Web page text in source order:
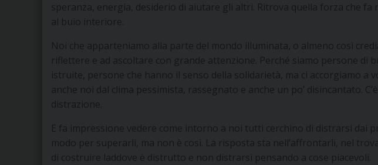
speranza, energia, desiderio di aiutare gli altri. Ritrova quella forza che fa
al buio interiore.
Noi che apparteniamo alla parte del mondo illuminata, o almeno così
riflettere e ad ascoltare con grande attenzione. Perché siamo persone di
istruite, persone che hanno il senso della solidarietà, ma ci accorgiamo a
anche noi dal clima pessimista, rassegnato e anche un po’ disincantato.
distrazione.
E fa impressione vedere come intorno a noi tutti cerchino di distrarsi dai
modo per superarli, ma non è così. La risposta sta nell’affrontarli, nel
di costruire laddove è distrutto e non distrarsi pensando a cose piacevoli.